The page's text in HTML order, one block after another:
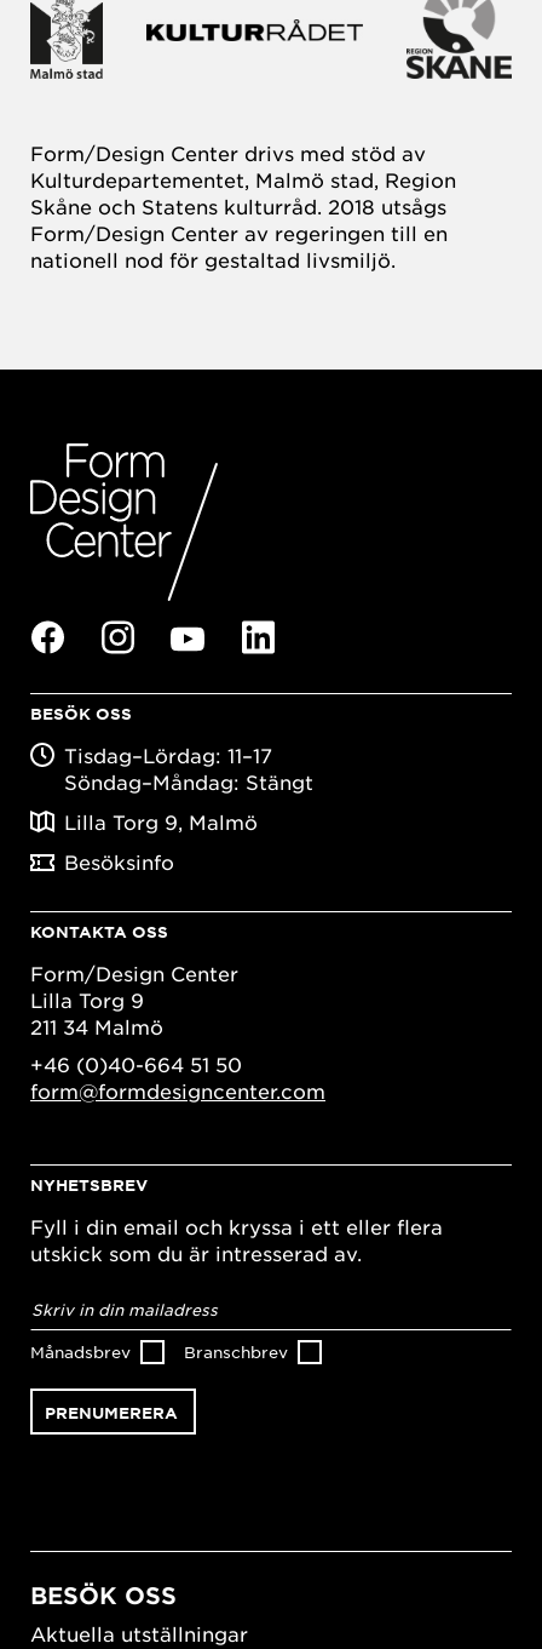
Form/Design Center drivs med stöd av
Kulturdepartementet, Malmö stad, Region
Skåne och Statens kulturråd. 2018 utsågs
Form/Design Center av regeringen till en
nationell nod för gestaltad livsmiljö.
BESÖK OSS
Tisdag–Lördag: 11–17
Söndag–Måndag: Stängt
Lilla Torg 9, Malmö
Besöksinfo
KONTAKTA OSS
Form/Design Center
Lilla Torg 9
211 34 Malmö
+46 (0)40-664 51 50
form@formdesigncenter.com
NYHETSBREV
Fyll i din email och kryssa i ett eller flera
utskick som du är intresserad av.
postadress*
Månadsbrev Branschbrev
BESÖK OSS
Aktuella utställningar